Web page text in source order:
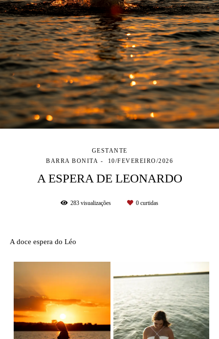
GESTANTE
BARRA BONITA
10/FEVEREIRO/2026
A ESPERA DE LEONARDO
283 visualizações 0 curtidas
A doce espera do Léo